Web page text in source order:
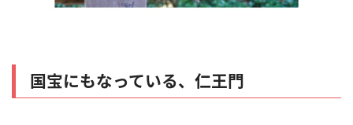
国宝にもなっている、仁王門